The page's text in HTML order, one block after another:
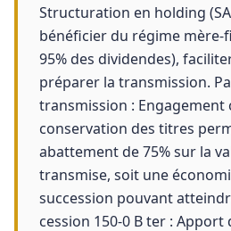
Structuration en holding
bénéficier du régime mère-
95% des dividendes),
préparer la transmission.
transmission : Engagement
conservation des titres
abattement de 75% sur la
transmise, soit une
succession pouvant
cession 150-0 B ter :